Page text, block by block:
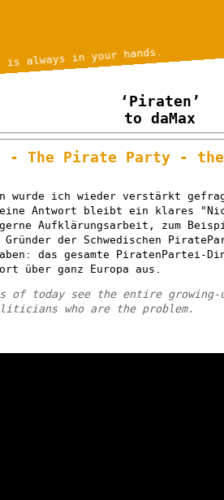
always in your hands.
‘Piraten’
to daMax
- The Pirate Party -
wurde ich wieder verstärkt
Antwort bleibt ein klares
Aufklärungsarbeit, zum
Gründer der Schwedischen
das gesamte PiratenPartei-
über ganz Europa aus.
today see the entire growing-
who are the problem.